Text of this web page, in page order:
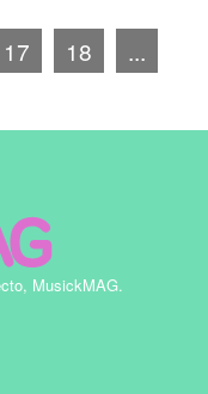
17 18
...
MusickMAG.